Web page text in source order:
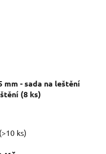
mm - sada na leštění
(8 ks)
(>10 ks)